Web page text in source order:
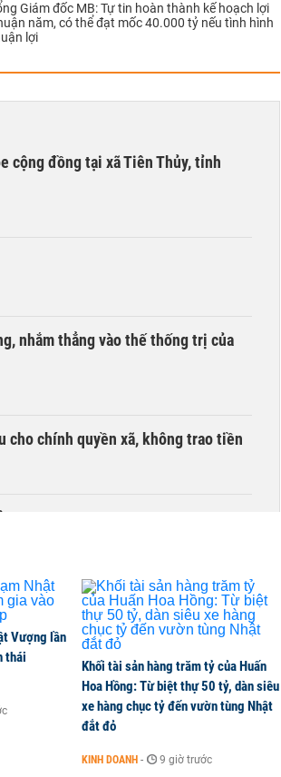
Giám đốc MB: Tự tin hoàn thành kế hoạch lợi
năm, có thể đạt mốc 40.000 tỷ nếu tình hình
lợi
cộng đồng tại xã Tiên Thủy, tỉnh
nhắm thẳng vào thế thống trị của
cho chính quyền xã, không trao tiền
HCM
Vượng lần
thái
Khối tài sản hàng trăm tỷ của Huấn
Hoa Hồng: Từ biệt thự 50 tỷ, dàn siêu
xe hàng chục tỷ đến vườn tùng Nhật
đắt đỏ
KINH DOANH - 9 giờ trước